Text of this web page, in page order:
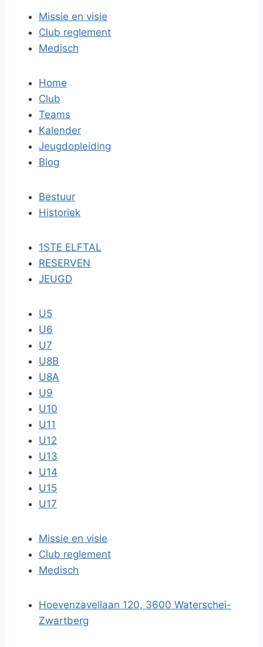
Missie en visie
Club reglement
Medisch
Home
Club
Teams
Kalender
Jeugdopleiding
Blog
Bestuur
Historiek
1STE ELFTAL
RESERVEN
JEUGD
U5
U6
U7
U8B
U8A
U9
U10
U11
U12
U13
U14
U15
U17
Missie en visie
Club reglement
Medisch
Hoevenzavellaan 120, 3600 Waterschei-
Zwartberg